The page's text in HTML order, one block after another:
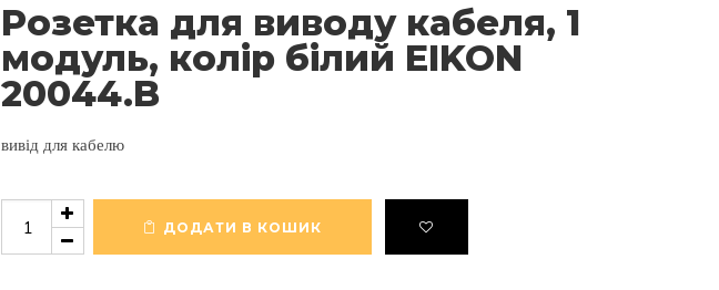
Розетка для виводу кабеля, 1
модуль, колір білий EIKON
20044.B
вивід для кабелю
виводу
ДОДАТИ В КОШИК